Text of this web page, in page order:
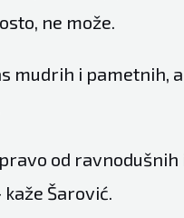
ne može.
mudrih i pametnih,
od
Šarović.